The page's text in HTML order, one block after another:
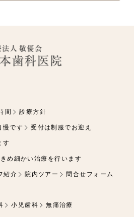
間 診療方針
慢です 受付は制服でお迎え
す
め細かい治療を行います
紹介 院内ツアー 問合せフォーム
小児歯科 無痛治療